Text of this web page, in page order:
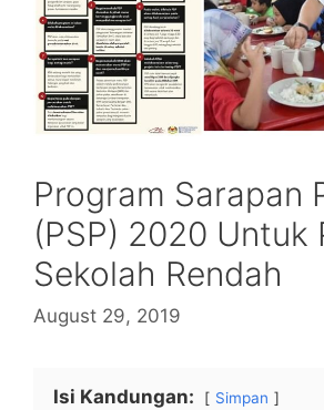
Program Sarapan
(PSP) 2020 Untuk
Sekolah Rendah
August 29, 2019
Isi Kandungan: Simpan